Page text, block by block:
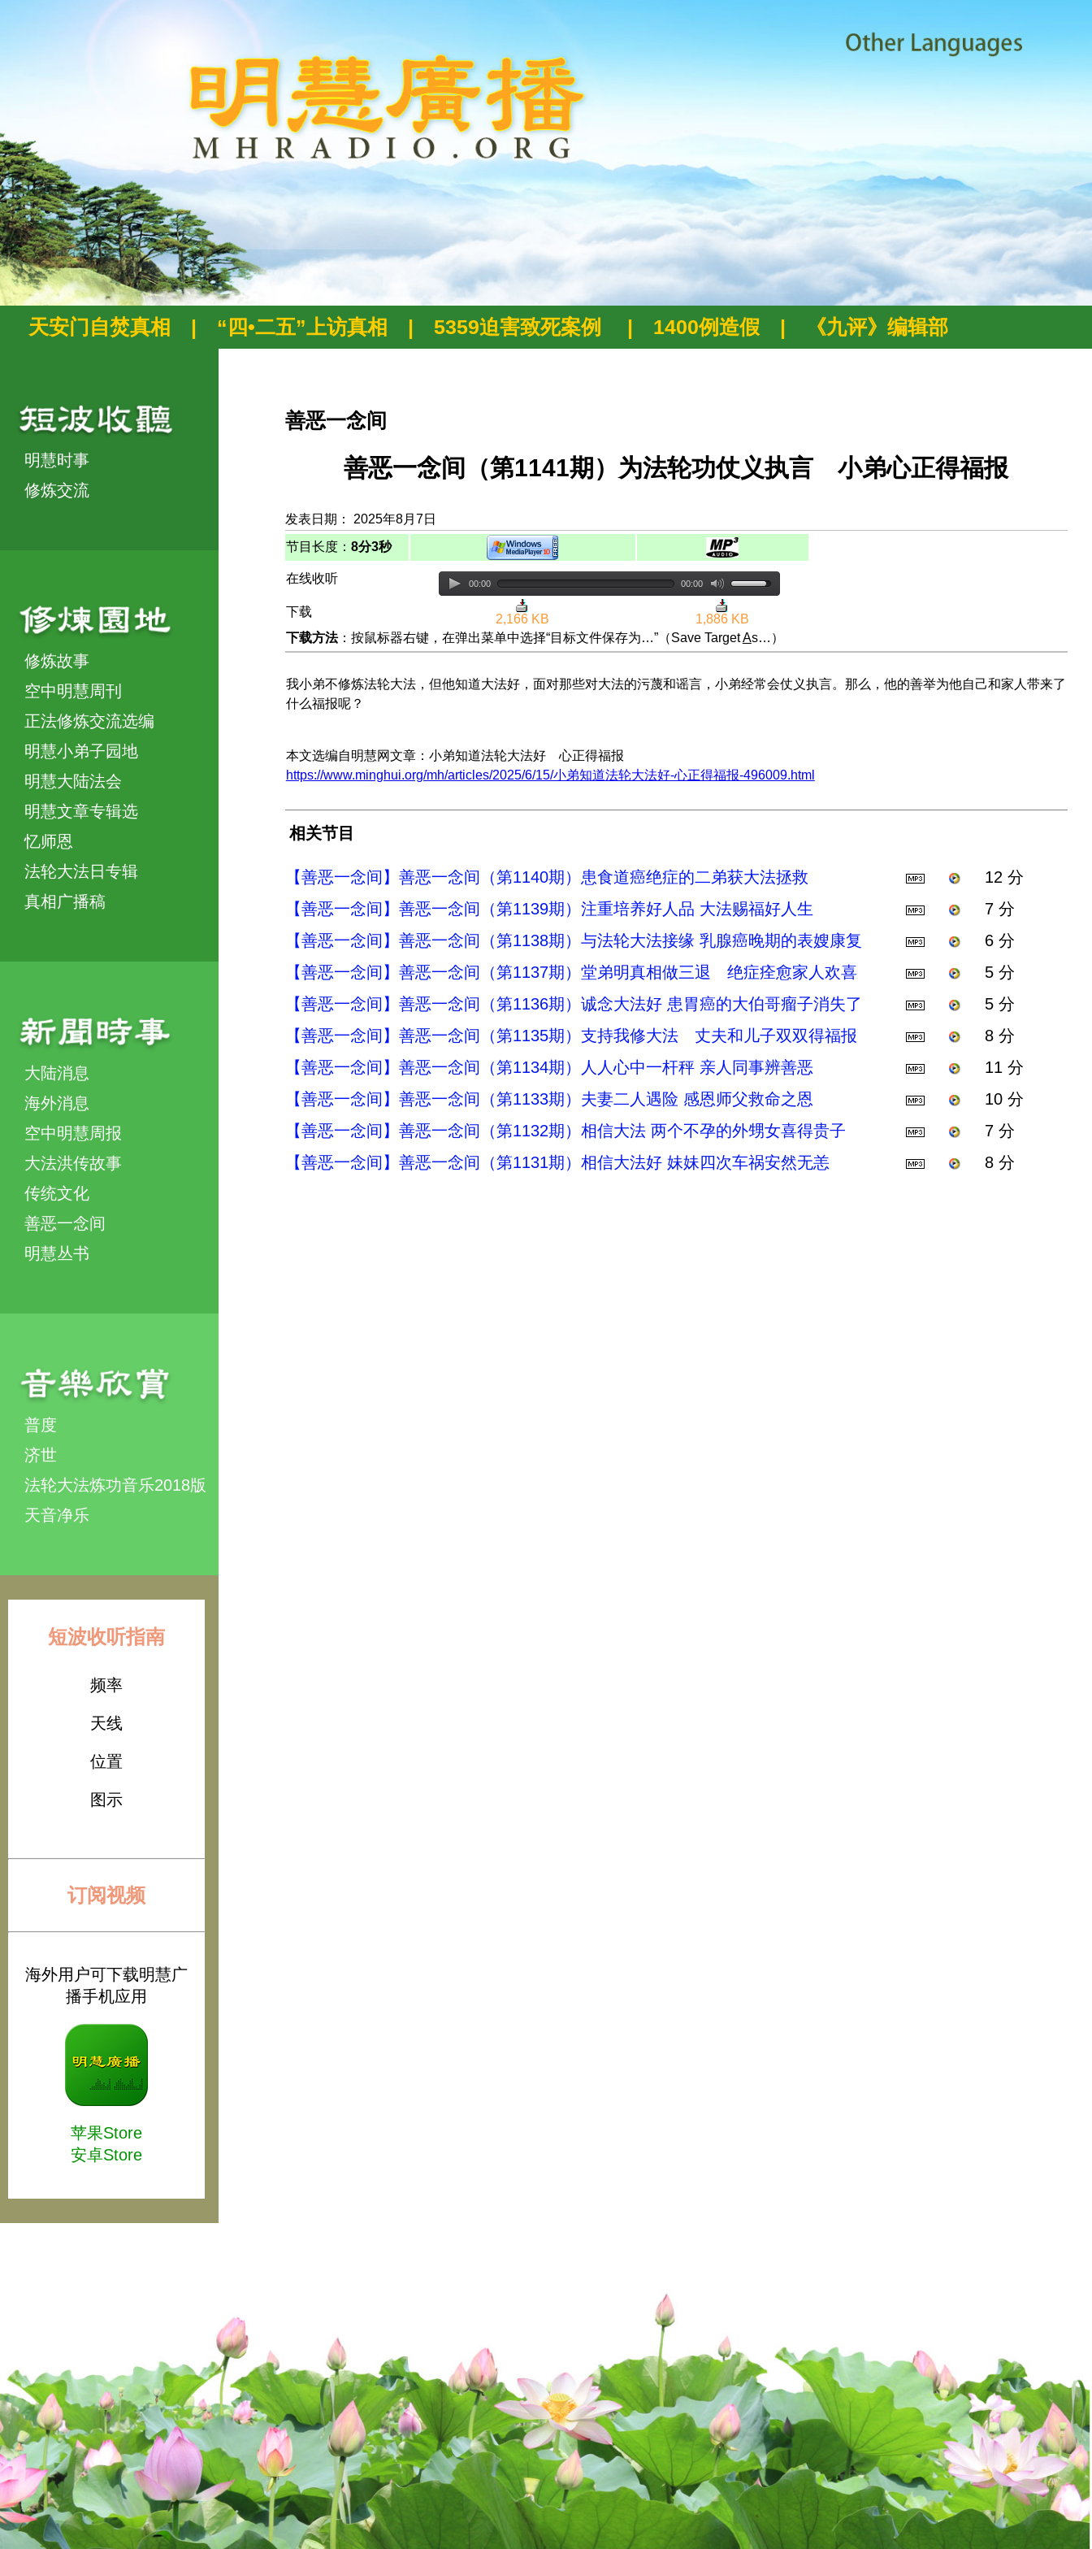
天安门自焚真相 | “四•二五”上访真相 | 5359迫害致死案例 | 1400例造假 | 《九评》编辑部
明慧时事
修炼交流
修炼故事
空中明慧周刊
正法修炼交流选编
明慧小弟子园地
明慧大陆法会
明慧文章专辑选
忆师恩
法轮大法日专辑
真相广播稿
大陆消息
海外消息
空中明慧周报
大法洪传故事
传统文化
善恶一念间
明慧丛书
普度
济世
法轮大法炼功音乐2018版
天音净乐
短波收听指南
频率
天线
位置
图示
订阅视频
海外用户可下载明慧广
播手机应用
苹果Store
安卓Store
善恶一念间
善恶一念间（第1141期）为法轮功仗义执言 小弟心正得福报
发表日期： 2025年8月7日
节目长度： 8分3秒
在线收听 00:00 00:00
下载
2,166 KB
1,886 KB
下载方法：按鼠标器右键，在弹出菜单中选择“目标文件保存为…”（Save TargetAs…）
我小弟不修炼法轮大法，但他知道大法好，面对那些对大法的污蔑和谣言，小弟经常会仗义执言。那么，他的善举为他自己和家人带来了
什么福报呢？
本文选编自明慧网文章：小弟知道法轮大法好 心正得福报
https://www.minghui.org/mh/articles/2025/6/15/小弟知道法轮大法好-心正得福报-496009.html
相关节目
【善恶一念间】善恶一念间（第1140期）患食道癌绝症的二弟获大法拯救
12 分
【善恶一念间】善恶一念间（第1139期）注重培养好人品 大法赐福好人生
7 分
【善恶一念间】善恶一念间（第1138期）与法轮大法接缘 乳腺癌晚期的表嫂康复
6 分
【善恶一念间】善恶一念间（第1137期）堂弟明真相做三退 绝症痊愈家人欢喜
5 分
【善恶一念间】善恶一念间（第1136期）诚念大法好 患胃癌的大伯哥瘤子消失了
5 分
【善恶一念间】善恶一念间（第1135期）支持我修大法 丈夫和儿子双双得福报
8 分
【善恶一念间】善恶一念间（第1134期）人人心中一杆秤 亲人同事辨善恶
11 分
【善恶一念间】善恶一念间（第1133期）夫妻二人遇险 感恩师父救命之恩
10 分
【善恶一念间】善恶一念间（第1132期）相信大法 两个不孕的外甥女喜得贵子
7 分
【善恶一念间】善恶一念间（第1131期）相信大法好 妹妹四次车祸安然无恙
8 分